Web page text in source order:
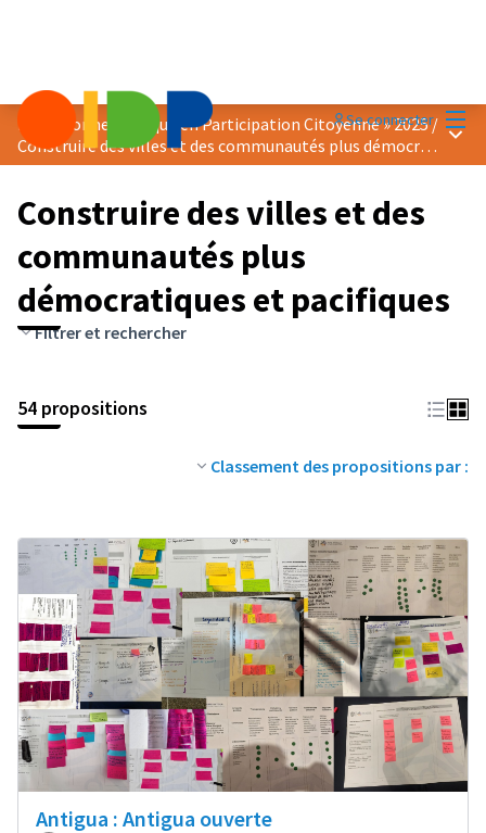
Se connecter
Prix « Bonne Pratique en Participation Citoyenne » 2025 /
Construire des villes et des communautés plus démocratiques et pacifiques
Construire des villes et des
communautés plus
démocratiques et pacifiques
Filtrer et rechercher
54 propositions
Classement des propositions par :
Antigua : Antigua ouverte